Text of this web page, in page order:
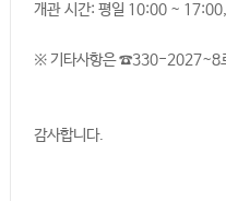
개관 시간: 평일 10:00 ~
※ 기타사항은 ☎330-2027~8
감사합니다.